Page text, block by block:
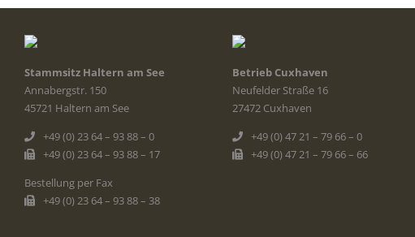
Stammsitz Haltern am See
Annabergstr. 150
45721 Haltern am See
+49 (0) 23 64 – 93 88 – 0
+49 (0) 23 64 – 93 88 – 17
Bestellung per Fax
+49 (0) 23 64 – 93 88 – 38
Betrieb Cuxhaven
Neufelder Straße 16
27472 Cuxhaven
+49 (0) 47 21 – 79 66 – 0
+49 (0) 47 21 – 79 66 – 66